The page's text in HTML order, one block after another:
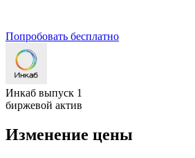
Попробовать бесплатно
Инкаб выпуск 1
биржевой актив
Изменение цены